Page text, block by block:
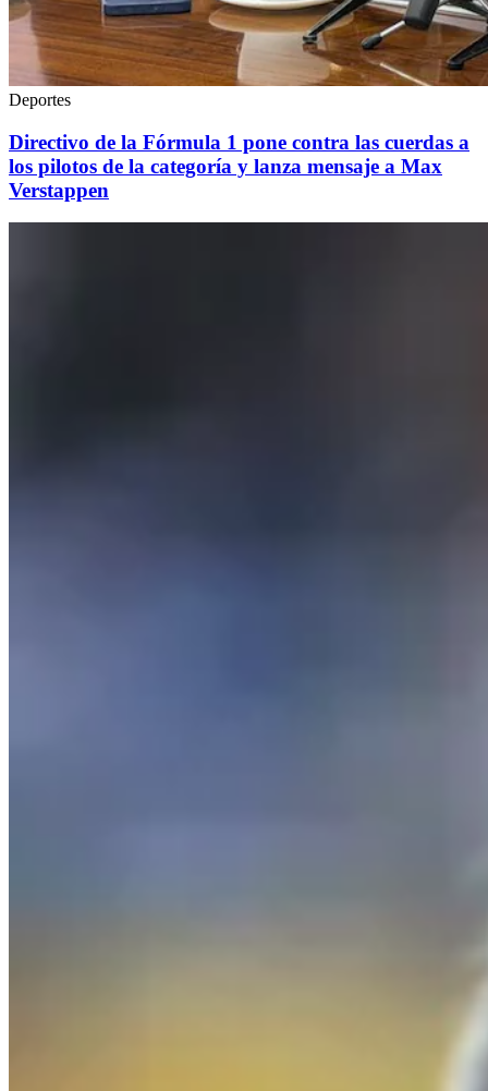
Deportes
Directivo de la Fórmula 1 pone contra las cuerdas a
los pilotos de la categoría y lanza mensaje a Max
Verstappen